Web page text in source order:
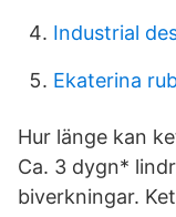
Industrial
Ekaterina
Hur länge kan
Ca. 3 dygn*
biverkningar.